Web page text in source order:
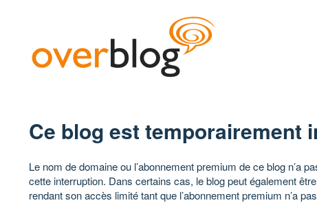
Ce blog est temporairement
Le nom de domaine ou l’abonnement premium de ce blog n’a
cette interruption. Dans certains cas, le blog peut également
rendant son accès limité tant que l’abonnement premium n’a